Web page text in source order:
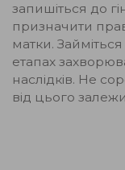
запишіться до
призначити
матки.
етапах
наслідків. Не
від цього